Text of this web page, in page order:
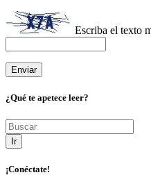
Escriba el texto
¿Qué te apetece leer?
Ir
¡Conéctate!